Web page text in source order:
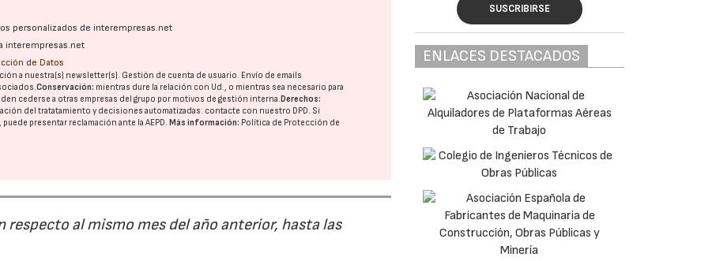
personalizados de interempresas.net
interempresas.net
de Datos
a nuestra(s) newsletter(s). Gestión de cuenta de usuario. Envío de emails
Conservación: mientras dure la relación con Ud., o mientras sea necesario para
cederse a otras empresas del grupo por motivos de gestión interna.Derechos:
del tratatamiento y decisiones automatizadas: contacte con nuestro DPD. Si
puede presentar reclamación ante laAEPD.Más información: Política de Protección de
respecto al mismo mes del año anterior, hasta las
SUSCRIBIRSE
ENLACES DESTACADOS